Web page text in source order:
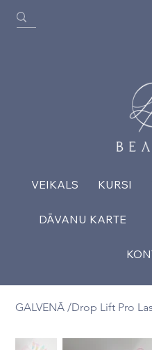
VEIKALS KURSI
DĀVANU KARTE
GALVENĀ /Drop Lift Pro